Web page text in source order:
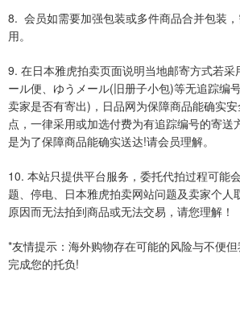
8. 会员如需要加强包装或多件商品合并包装
用。
9. 在日本雅虎拍卖页面说明当地邮寄方式若采
ール便、ゆうメール( 旧册子小包)等无追踪编
卖家是否有寄出) ，日品网为保障商品能确实
点，一律采用或加选付费为有追踪编号的寄送
是为了保障商品能确实送达!请会员理解。
10. 本站只提供平台服务，委托代拍过程可能
题、停电、日本雅虎拍卖网站问题及卖家个人
原因而无法拍到商品或无法交易，请您理解！
*友情提示：海外购物存在可能的风险与不便
完成您的托负 !